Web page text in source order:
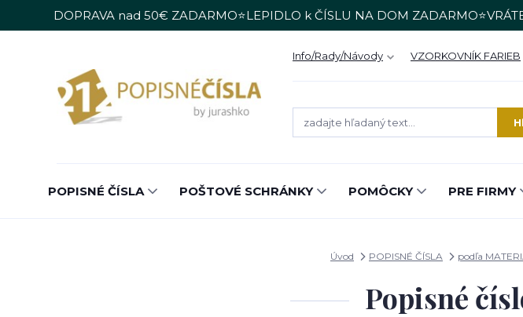
DOPRAVA nad 50€ ZADARMO⭐LEPIDLO k ČÍSLU NA DOM
Info/Rady/Návody VZORKOVNÍK FARIEB
POPISNÉ ČÍSLA POŠTOVÉ SCHRÁNKY POMÔCKY PRE FIRMY
Úvod POPISNÉ ČÍSLA podľa
Popisné